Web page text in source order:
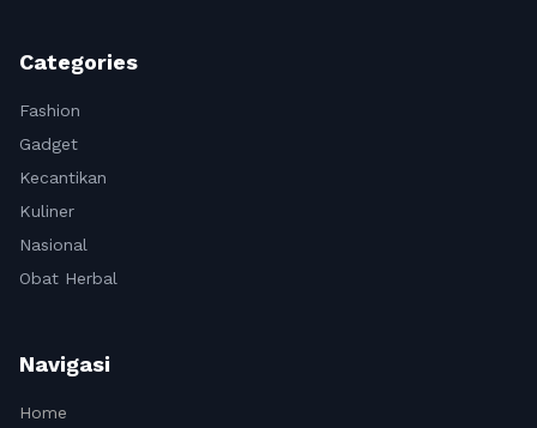
Categories
Fashion
Gadget
Kecantikan
Kuliner
Nasional
Obat Herbal
Navigasi
Home